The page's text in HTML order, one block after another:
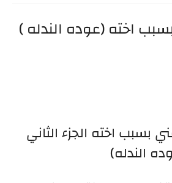
اخته (عوده الندله )
بسبب اخته الجزء الثاني
الندله)